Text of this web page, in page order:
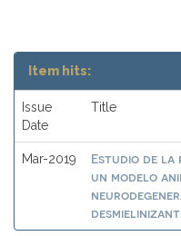
Item hits:
Issue
Date
Title
Mar-2019
Estudio de la
un modelo